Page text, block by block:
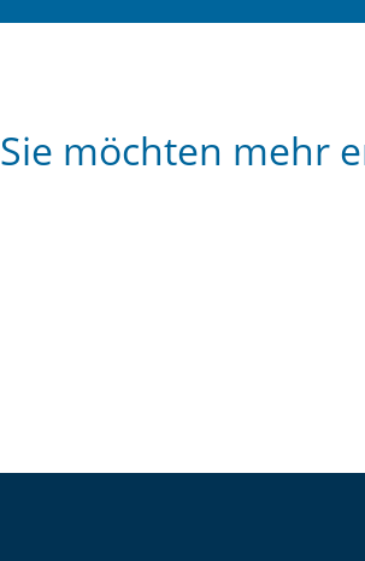
Sie möchten mehr